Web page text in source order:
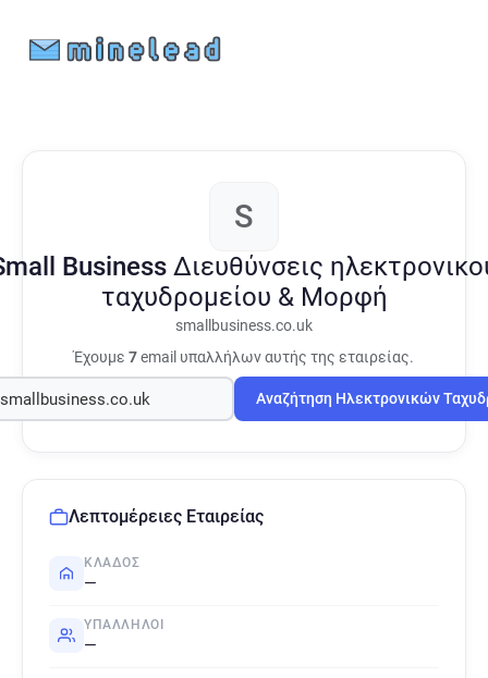
S
Business Διευθύνσεις
ταχυδρομείου & Μορφή
smallbusiness.co.uk
Έχουμε 7email υπαλλήλων αυτής της εταιρείας.
Αναζήτηση Ηλεκτρονικών
Λεπτομέρειες Εταιρείας
ΚΛΆΔΟΣ
—
ΥΠΆΛΛΗΛΟΙ
—